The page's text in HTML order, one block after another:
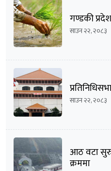
गण्डकी
साउन २२, २०८३
साउन २२, २०८३
आठ वटा
क्रममा